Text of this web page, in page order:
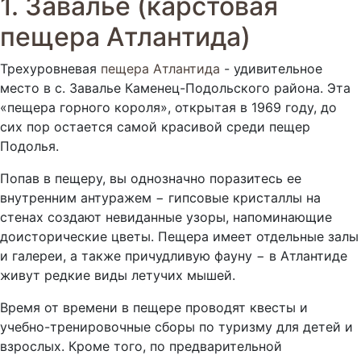
пещера Атлантида)
Трехуровневая пещера Атлантида - удивительное
место в с. Завалье Каменец-Подольского района. Эта
«пещера горного короля», открытая в 1969 году, до
сих пор остается самой красивой среди пещер
Подолья.
Попав в пещеру, вы однозначно поразитесь ее
внутренним антуражем − гипсовые кристаллы на
стенах создают невиданные узоры, напоминающие
доисторические цветы. Пещера имеет отдельные залы
и галереи, а также причудливую фауну − в Атлантиде
живут редкие виды летучих мышей.
Время от времени в пещере проводят квесты и
учебно-тренировочные сборы по туризму для детей и
взрослых. Кроме того, по предварительной